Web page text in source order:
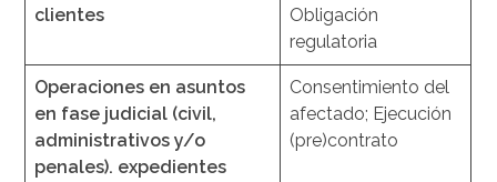
clientes
Obligación
regulatoria
Operaciones en asuntos
en fase judicial (civil,
administrativos y/o
penales). expedientes
Consentimiento del
afectado; Ejecución
(pre)contrato